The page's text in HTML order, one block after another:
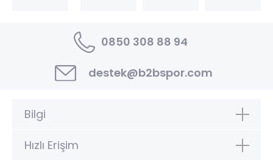
0850 308 88 94
destek@b2bspor.com
Bilgi
Hızlı Erişim